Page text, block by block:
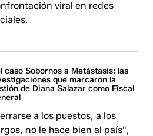
viral en redes
caso Sobornos a Metástasis: las
que marcaron la
de Diana Salazar como Fiscal
a los puestos, a los
no le hace bien al país",